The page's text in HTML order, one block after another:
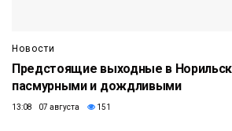
Новости
Предстоящие выходные в
пасмурными и дождливыми
13:08 07 августа 151